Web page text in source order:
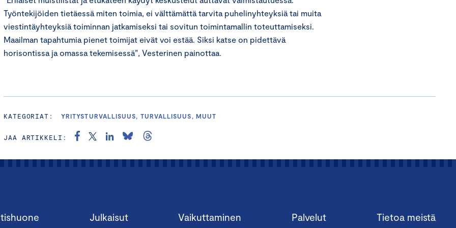
Työntekijöiden tietäessä miten toimia, ei välttämättä tarvita puhelinyhteyksiä tai muita
viestintäyhteyksiä toiminnan jatkamiseksi tai sovitun toimintamallin toteuttamiseksi.
Maailman tapahtumia pienet toimijat eivät voi estää. Siksi katse on pidettävä
horisontissa ja omassa tekemisessä”, Vesterinen painottaa.
KATEGORIAT: YRITYSTURVALLISUUS, TURVALLISUUS, MUUT
JAA ARTIKKELI:
Julkaisut Vaikuttaminen Palvelut Tietoa meistä